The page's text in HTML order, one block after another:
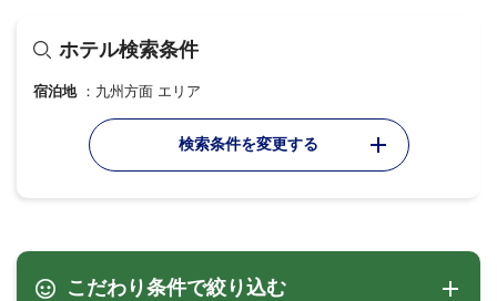
ホテル検索条件
宿泊地 九州方面 エリア
検索条件を変更する
こだわり条件で絞り込む